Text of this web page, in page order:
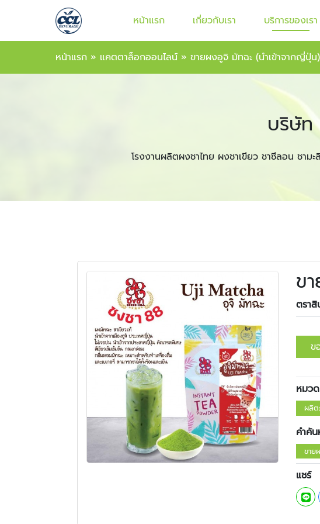
หน้าแรก เกี่ยวกับเรา บริการของเรา
หน้าแรก » แคตตาล็อกออนไลน์ » ขายผงอูจิ มัทฉะ (นำเข้าจากญี่ปุ่น)
บริษัท
โรงงานผลิตผงชาไทย ผงชาเขียว ชาซีลอน ชา
ข
ตราสิ
ข
หมว
ผลิต
คำค้น
ขาย
แชร์